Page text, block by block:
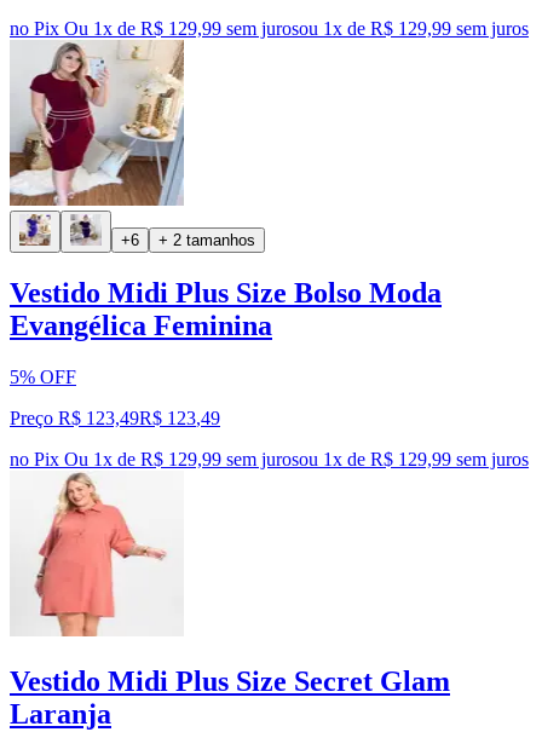
no Pix Ou 1x de R$ 129,99 sem jurosou 1x de R$ 129,99 sem juros
+6 + 2 tamanhos
Vestido Midi Plus Size Bolso Moda
Evangélica Feminina
5% OFF
Preço R$ 123,49R$ 123,49
no Pix Ou 1x de R$ 129,99 sem jurosou 1x de R$ 129,99 sem juros
Vestido Midi Plus Size Secret Glam
Laranja